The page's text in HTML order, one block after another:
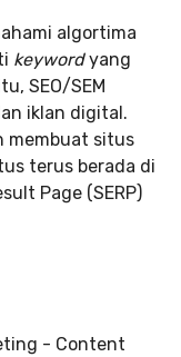
algortima
keywordyang
SEO/SEM
iklan digital.
membuat situs
terus berada di
Page (SERP)